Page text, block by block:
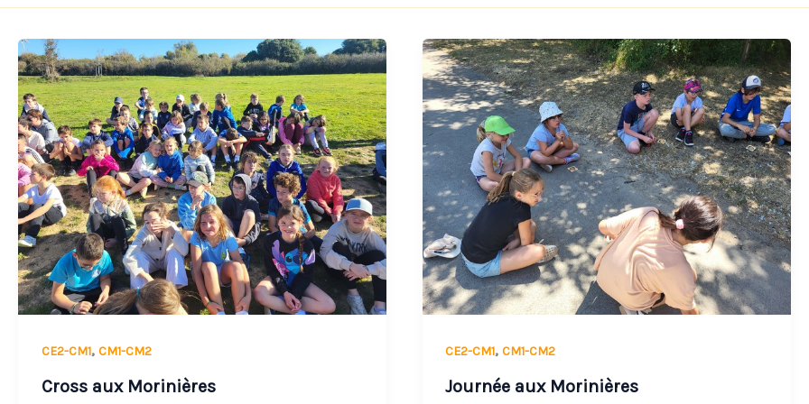
CE2-CM1, CM1-CM2
Cross aux Morinières
Cross
aux
Morinières
CE2-CM1,CM1-CM2
Journée aux Morinières
Journée
aux
Morinières